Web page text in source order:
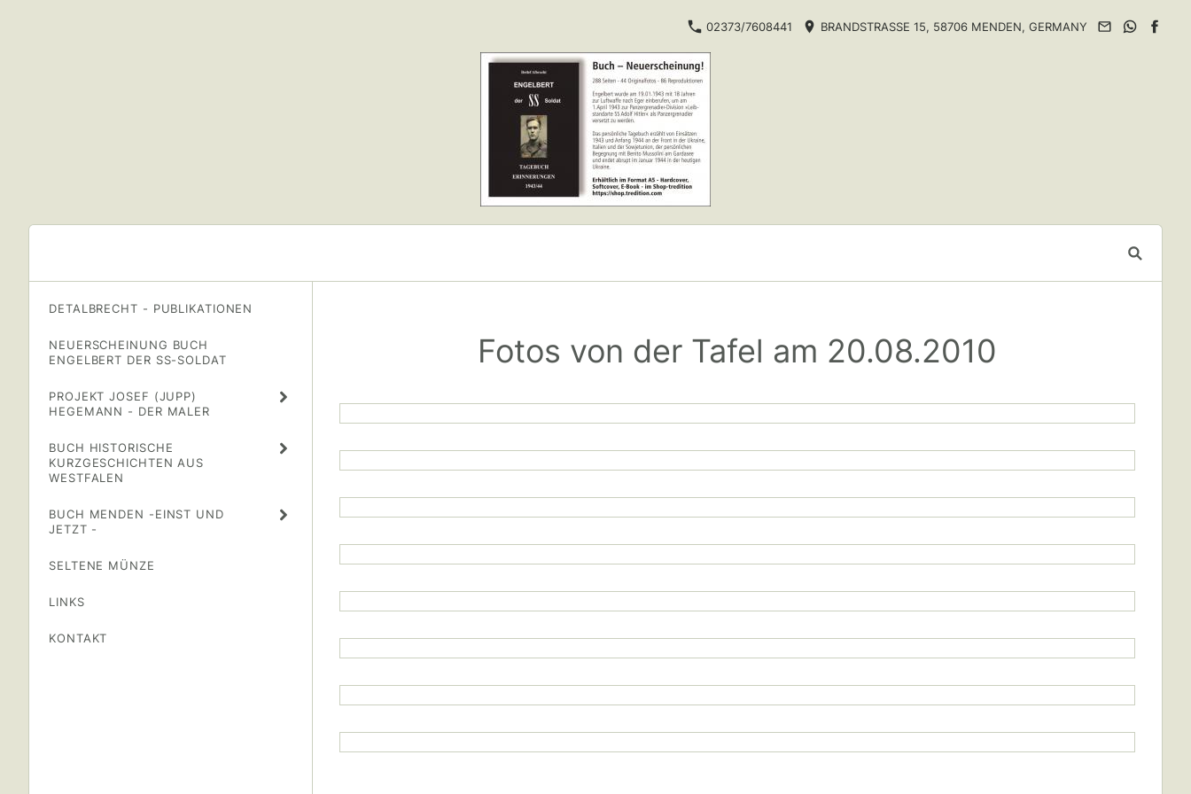
02373/7608441 BRANDSTRASSE 15, 58706 MENDEN, GERMANY
DETALBRECHT - PUBLIKATIONEN
NEUERSCHEINUNG BUCH
ENGELBERT DER SS-SOLDAT
PROJEKT JOSEF (JUPP)
HEGEMANN - DER MALER
BUCH HISTORISCHE
KURZGESCHICHTEN AUS
WESTFALEN
BUCH MENDEN -EINST UND
JETZT -
SELTENE MÜNZE
LINKS
KONTAKT
Fotos von der Tafel am 20.08.2010